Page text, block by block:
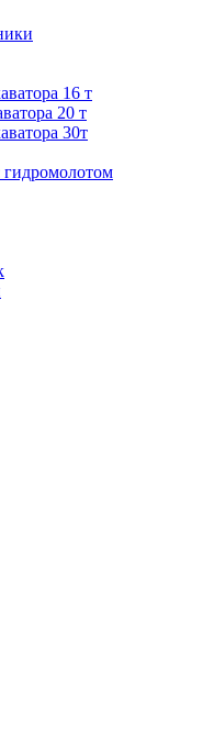
16 т
20 т
30т
гидромолотом